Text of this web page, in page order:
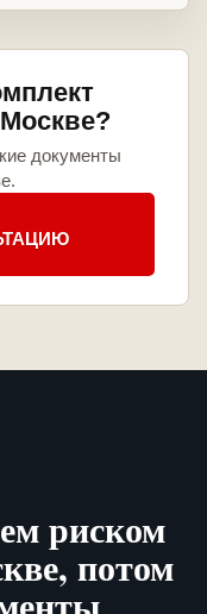
документы
риском
потом